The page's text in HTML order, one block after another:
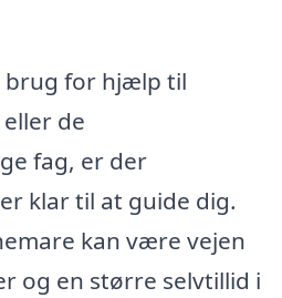
brug for hjælp til
de
fag, er der
klar til at guide dig.
kan være vejen
og en større selvtillid i